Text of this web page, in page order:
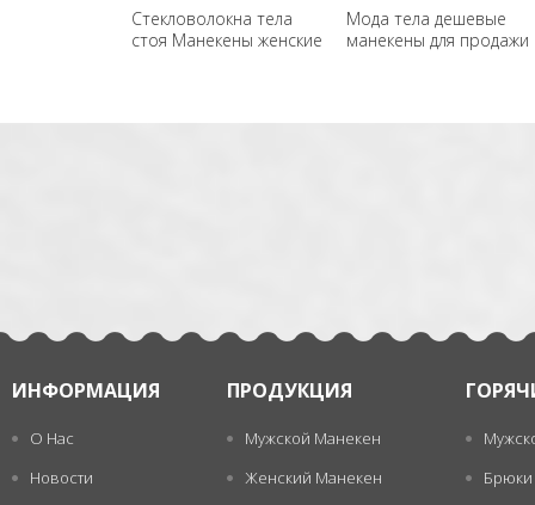
Стекловолокна тела
стоя Манекены женские
Мода тела дешевые
манекены для продажи
ИНФОРМАЦИЯ
О Нас
Новости
ПРОДУКЦИЯ
Мужской Манекен
Женский Манекен